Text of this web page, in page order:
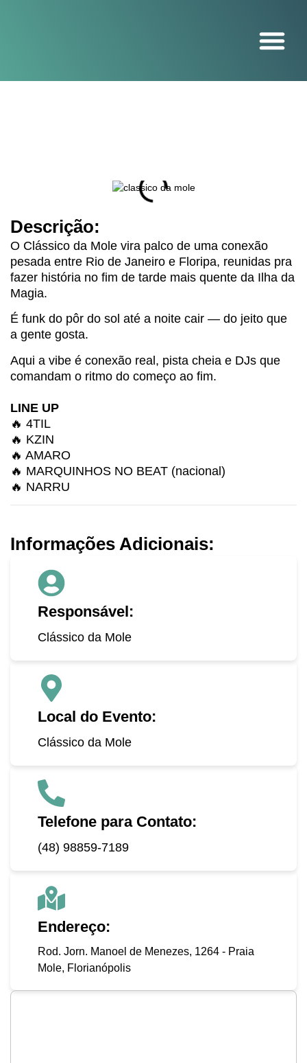
Descrição:
O Clássico da Mole vira palco de uma conexão
pesada entre Rio de Janeiro e Floripa, reunidas pra
fazer história no fim de tarde mais quente da Ilha da
Magia.
É funk do pôr do sol até a noite cair — do jeito que
a gente gosta.
Aqui a vibe é conexão real, pista cheia e DJs que
comandam o ritmo do começo ao fim.
LINE UP
🔥 4TIL
🔥 KZIN
🔥 AMARO
🔥 MARQUINHOS NO BEAT (nacional)
🔥 NARRU
Informações Adicionais:
Responsável:
Clássico da Mole
Local do Evento:
Clássico da Mole
Telefone para Contato:
(48) 98859-7189
Endereço:
Rod. Jorn. Manoel de Menezes, 1264 - Praia
Mole, Florianópolis